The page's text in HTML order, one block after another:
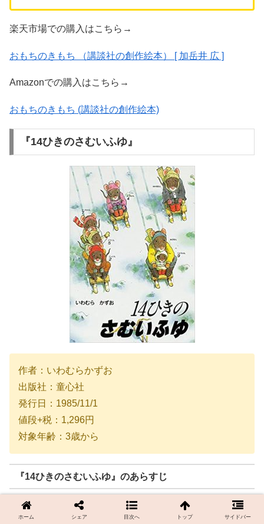
楽天市場での購入はこちら→
おもちのきもち （講談社の創作絵本） [ 加岳井 広 ]
Amazonでの購入はこちら→
おもちのきもち (講談社の創作絵本)
『14ひきのさむいふゆ』
作者：いわむらかずお
出版社：童心社
発行日：1985/11/1
値段+税：1,296円
対象年齢：3歳から
『14ひきのさむいふゆ』のあらすじ
14匹のねずみの一家が暮らす森はさむい冬をむかえまし
ホーム シェア 目次へ トップ サイドバー